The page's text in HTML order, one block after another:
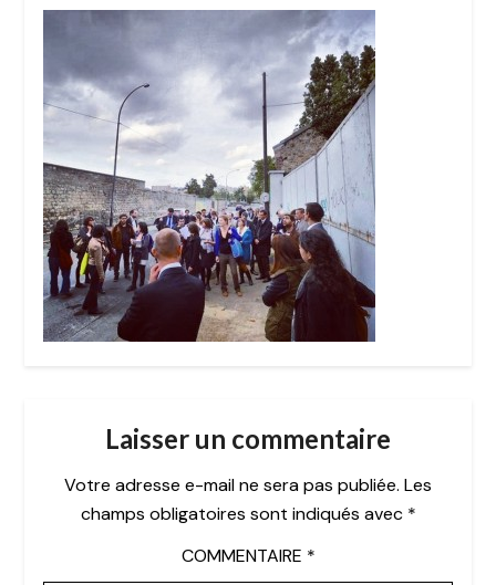
Laisser un commentaire
Votre adresse e-mail ne sera pas publiée. Les
champs obligatoires sont indiqués avec *
COMMENTAIRE *